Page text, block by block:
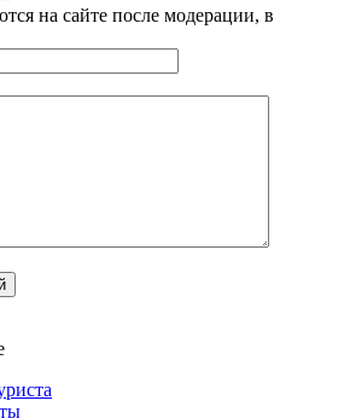
на сайте после модерации, в